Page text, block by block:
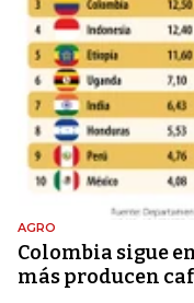
AGRO
Colombia sigue
más producen